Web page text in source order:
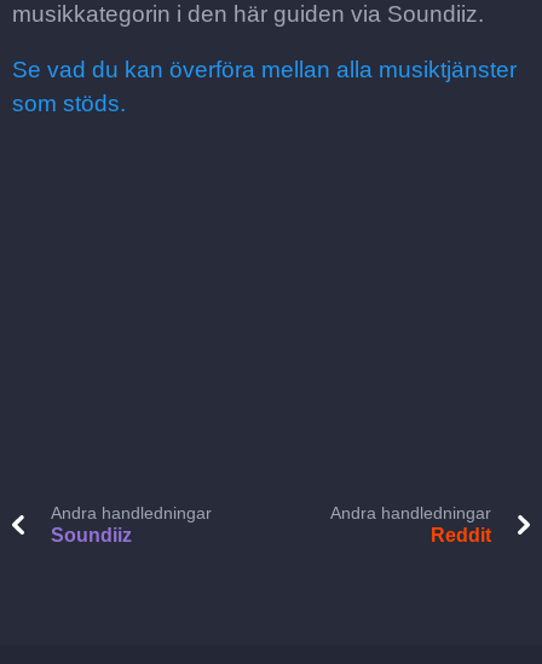
musikkategorin i den här guiden via Soundiiz.
Se vad du kan överföra mellan alla musiktjänster
som stöds.
Andra handledningar
Soundiiz
Andra handledningar
Reddit